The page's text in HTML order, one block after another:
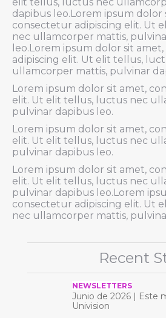
dapibus leo.Lorem ipsum dolor
consectetur adipiscing elit. Ut
nec ullamcorper mattis,
leo.Lorem ipsum dolor sit
adipiscing elit. Ut elit tellus,
ullamcorper mattis, pulvinar
Lorem ipsum dolor sit amet,
elit. Ut elit tellus, luctus nec
pulvinar dapibus leo.
Lorem ipsum dolor sit amet,
elit. Ut elit tellus, luctus nec
pulvinar dapibus leo.
Lorem ipsum dolor sit amet,
elit. Ut elit tellus, luctus nec
pulvinar dapibus leo.Lorem
consectetur adipiscing elit. Ut
nec ullamcorper mattis,
Recent
NEWSLETTERS
Junio ​​de 2026 | Este
Univision